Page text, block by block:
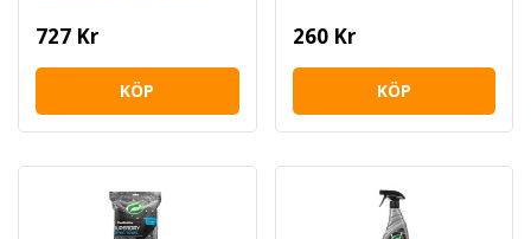
727 Kr
KÖP
260 Kr
KÖP